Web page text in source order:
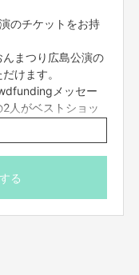
のチケットをお持
まつり広島公演の
けます。
メッセー
人がベストショッ
。（別途ご案内をお
めていただき、
りお送りくださ
けください。）
る